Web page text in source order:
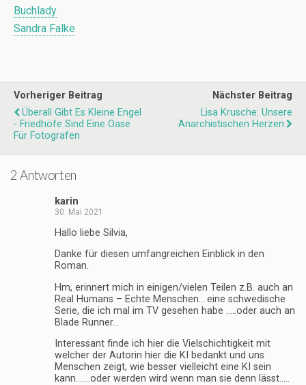
Buchlady
Sandra Falke
Vorheriger Beitrag
Überall Gibt Es Kleine Engel
- Friedhöfe Sind Eine Oase
Für Fotografen
Nächster Beitrag
Lisa Krusche: Unsere
Anarchistischen Herzen
2 Antworten
karin
30. Mai 2021
Hallo liebe Silvia,
Danke für diesen umfangreichen Einblick in den
Roman.
Hm, erinnert mich in einigen/vielen Teilen z.B. auch an
Real Humans – Echte Menschen….eine schwedische
Serie, die ich mal im TV gesehen habe …..oder auch an
Blade Runner…
Interessant finde ich hier die Vielschichtigkeit mit
welcher der Autorin hier die KI bedankt und uns
Menschen zeigt, wie besser vielleicht eine KI sein
kann…….oder werden wird wenn man sie denn lässt…..